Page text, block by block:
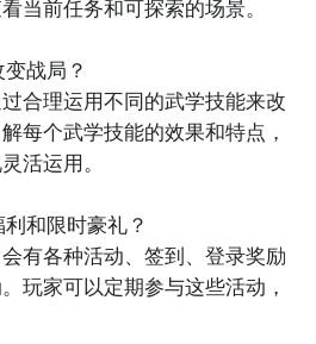
当前任务和可探索的场景。
战局？
合理运用不同的武学技能来改
每个武学技能的效果和特点，
活运用。
和限时豪礼？
有各种活动、签到、登录奖励
玩家可以定期参与这些活动，